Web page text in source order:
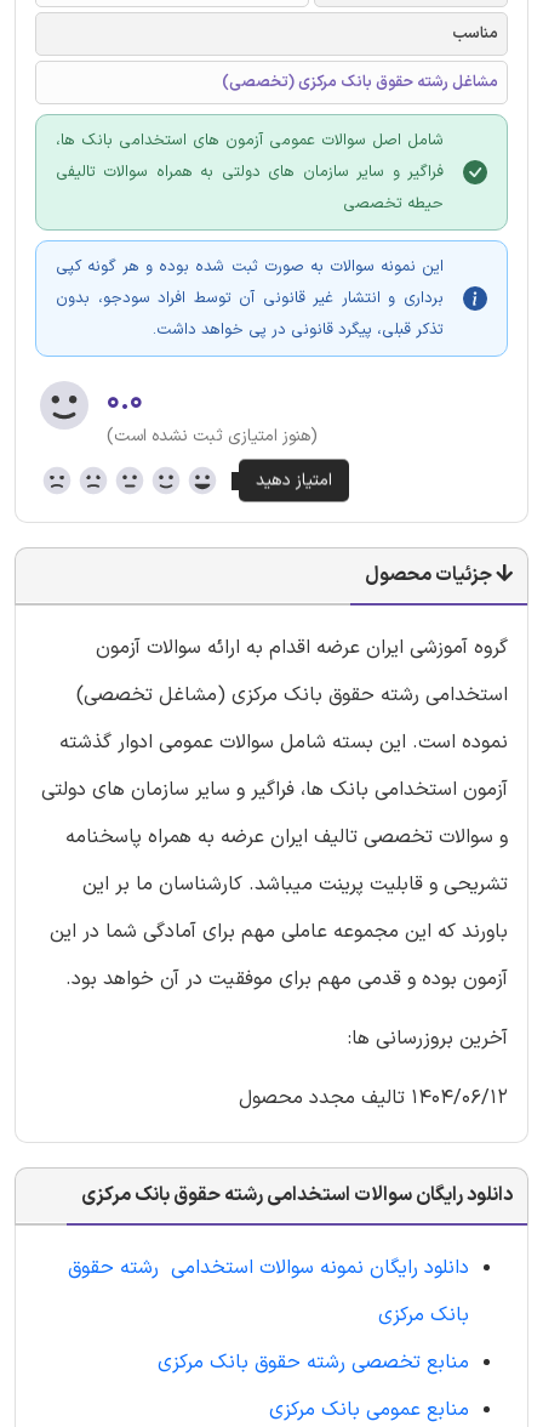
مناسب
مشاغل رشته حقوق بانک مرکزی (تخصصی)
شامل اصل سوالات عمومی آزمون های استخدامی بانک ها،
فراگیر و سایر سازمان های دولتی به همراه سوالات تالیفی
حیطه تخصصی
این نمونه سوالات به صورت ثبت شده بوده و هر گونه کپی
برداری و انتشار غیر قانونی آن توسط افراد سودجو، بدون
تذکر قبلی، پیگرد قانونی در پی خواهد داشت.
۰.۰
(هنوز امتیازی ثبت نشده است)
جزئیات محصول
گروه آموزشی ایران عرضه اقدام به ارائه سوالات آزمون
استخدامی رشته حقوق بانک مرکزی (مشاغل تخصصی)
نموده است. این بسته شامل سوالات عمومی ادوار گذشته
آزمون استخدامی بانک ها، فراگیر و سایر سازمان های دولتی
و سوالات تخصصی تالیف ایران عرضه به همراه پاسخنامه
تشریحی و قابلیت پرینت میباشد. کارشناسان ما بر این
باورند که این مجموعه عاملی مهم برای آمادگی شما در این
آزمون بوده و قدمی مهم برای موفقیت در آن خواهد بود.
آخرین بروزرسانی ها:
1404/06/12 تالیف مجدد محصول
دانلود رایگان سوالات استخدامی رشته حقوق بانک مرکزی
دانلود رایگان نمونه سوالات استخدامی رشته حقوق
بانک مرکزی
منابع تخصصی رشته حقوق بانک مرکزی
منابع عمومی بانک مرکزی